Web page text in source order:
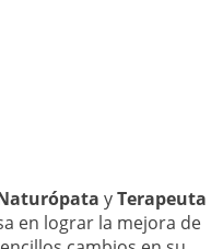
yTerapeuta
en lograr la mejora de